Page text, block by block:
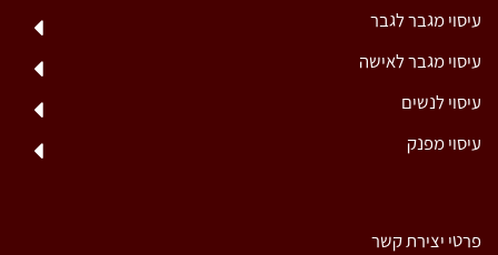
עיסוי מגבר לגבר
עיסוי מגבר לאישה
עיסוי לנשים
עיסוי מפנק
פרטי יצירת קשר